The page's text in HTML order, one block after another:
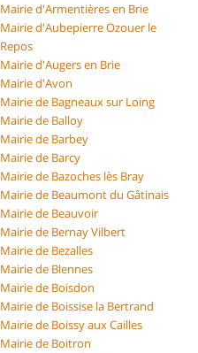
Mairie d'Armentières en Brie
Mairie d'Aubepierre Ozouer le
Repos
Mairie d'Augers en Brie
Mairie d'Avon
Mairie de Bagneaux sur Loing
Mairie de Balloy
Mairie de Barbey
Mairie de Barcy
Mairie de Bazoches lès Bray
Mairie de Beaumont du Gâtinais
Mairie de Beauvoir
Mairie de Bernay Vilbert
Mairie de Bezalles
Mairie de Blennes
Mairie de Boisdon
Mairie de Boissise la Bertrand
Mairie de Boissy aux Cailles
Mairie de Boitron